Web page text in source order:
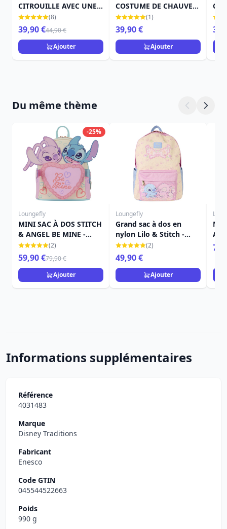
CITROUILLE AVEC UNE
CHAUVE-SOURIS -
DISNEY TRADITIONS
(8)
39,90 €44,90 €
Ajouter
COSTUME DE CHAUVE-
SOURIS - DISNEY
TRADITIONS
(1)
39,90 €
Ajouter
Du même thème
-25%
Loungefly
MINI SAC À DOS STITCH
& ANGEL BE MINE -
DISNEY LOUNGEFLY
(2)
59,90 €79,90 €
Ajouter
Loungefly
Grand sac à dos en
nylon Lilo & Stitch -
Disney Loungefly
(2)
49,90 €
Ajouter
-
Informations supplémentaires
Référence
4031483
Marque
Disney Traditions
Fabricant
Enesco
Code GTIN
045544522663
Poids
990 g